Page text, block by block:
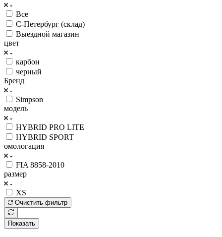
Все
С-Петербург (склад)
Выездной магазин
цвет
карбон
черный
Бренд
Simpson
модель
HYBRID PRO LITE
HYBRID SPORT
омологация
FIA 8858-2010
размер
XS
Очистить фильтр
Показать